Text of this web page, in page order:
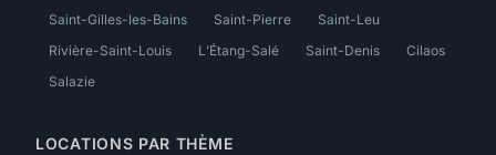
Saint-Gilles-les-Bains Saint-Pierre
Saint-Leu
Rivière-Saint-Louis
L’Étang-Salé Saint-Denis
Cilaos
Salazie
LOCATIONS PAR THÈME